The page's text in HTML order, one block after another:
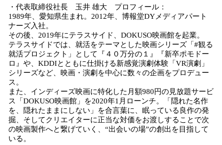
・代表取締役社長 玉井 雄大 プロフィール：
1989年、愛知県生まれ。2012年、博報堂DYメディアパート
ナーズ入社。
その後、2019年にテラスサイド、DOKUSO映画館を起業。
テラスサイドでは、就活をテーマとした映画シリーズ「#観る
就活プロジェクト」として『４０万分の１』『新卒ポモドー
ロ』や、KDDIとともに仕掛ける新感覚演劇体験「VR演劇」
シリーズなど、映画・演劇を中心に数々の企画をプロデュー
ス。
また、インディーズ映画に特化した月額980円の見放題サービ
ス「DOKUSO映画館」を2020年1月ローンチ。「隠れた名作
を、隠れたままにしない」を合言葉に、眠っている良作の発
掘、そしてクリエイターに正当な対価をお渡しすることで次
の映画製作へと繋げていく、“出会いの場”の創出を目指して
いる。